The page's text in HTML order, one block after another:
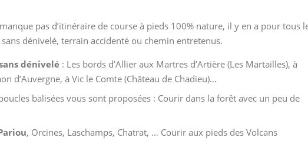
pas d’itinéraire de course à pieds 100% nature, il y en a pour tous
dénivelé, terrain accidenté ou chemin entretenus.
dénivelé : Les bords d’Allier aux Martres d’Artière (Les Martailles), à
d’Auvergne, à Vic le Comte (Château de Chadieu)…
balisées vous sont proposées : Courir dans la forêt avec un peu de
, Orcines, Laschamps, Chatrat, … Courir aux pieds des Volcans